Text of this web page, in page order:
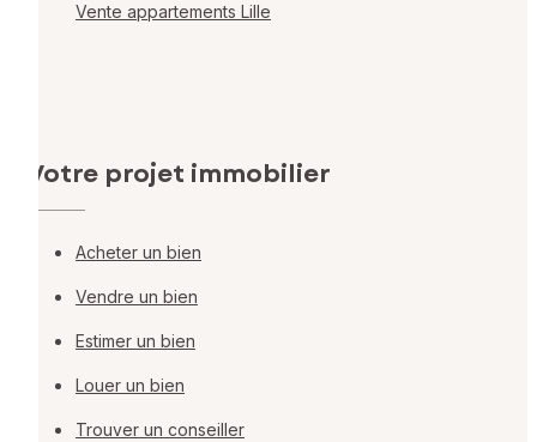
Vente appartements Lille
Votre projet immobilier
Acheter un bien
Vendre un bien
Estimer un bien
Louer un bien
Trouver un conseiller